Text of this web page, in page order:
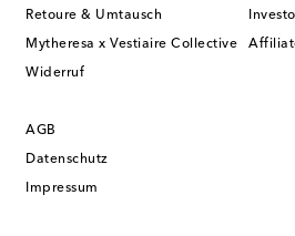
Retoure & Umtausch
Mytheresa x Vestiaire Collective
Widerruf
AGB
Datenschutz
Impressum